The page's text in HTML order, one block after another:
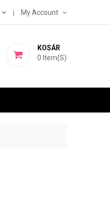
My Account
KOSÁR
0 Item(s)